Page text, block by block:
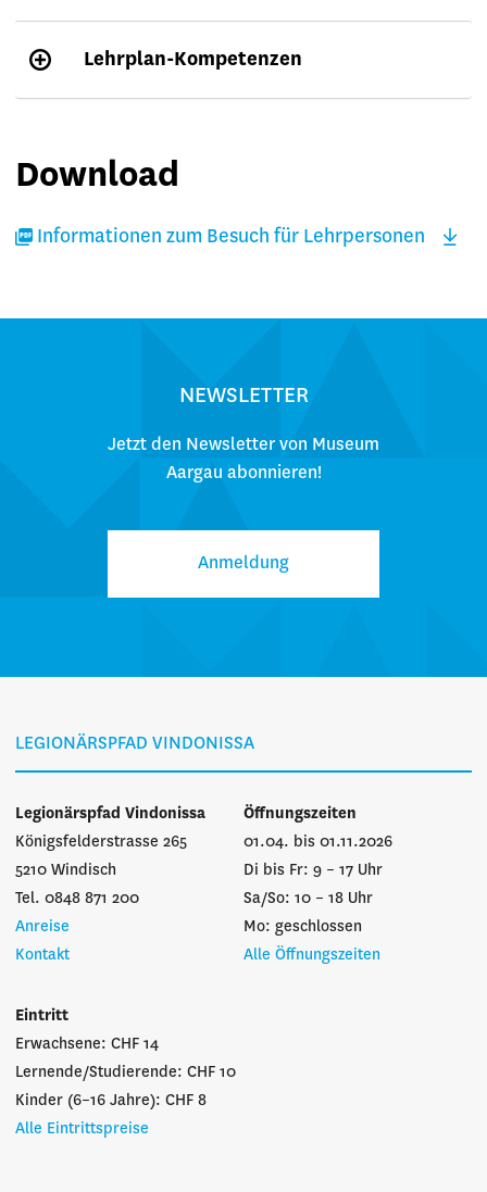
Lehrplan-Kompetenzen
Download
Informationen zum Besuch für Lehrpersonen
NEWSLETTER
Jetzt den Newsletter von Museum
Aargau abonnieren!
Anmeldung
LEGIONÄRSPFAD VINDONISSA
Legionärspfad Vindonissa
Königsfelderstrasse 265
5210 Windisch
Tel. 0848 871 200
Anreise
Kontakt
Öffnungszeiten
01.04. bis 01.11.2026
Di bis Fr: 9 – 17 Uhr
Sa/So: 10 – 18 Uhr
Mo: geschlossen
Alle Öffnungszeiten
Eintritt
Erwachsene: CHF 14
Lernende/Studierende: CHF 10
Kinder (6–16 Jahre): CHF 8
Alle Eintrittspreise